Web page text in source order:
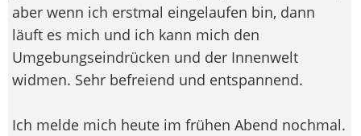
aber wenn ich erstmal eingelaufen bin, dann
läuft es mich und ich kann mich den
Umgebungseindrücken und der Innenwelt
widmen. Sehr befreiend und entspannend.
Ich melde mich heute im frühen Abend nochmal.